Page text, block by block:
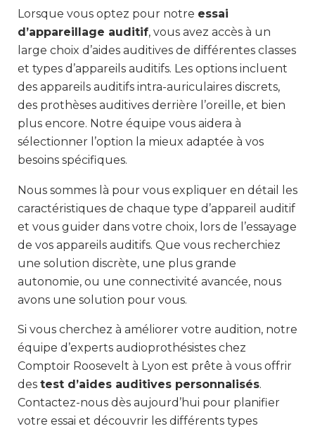
Lorsque vous optez pour notre essai
d’appareillage auditif, vous avez accès à un
large choix d’aides auditives de différentes classes
et types d’appareils auditifs. Les options incluent
des appareils auditifs intra-auriculaires discrets,
des prothèses auditives derrière l’oreille, et bien
plus encore. Notre équipe vous aidera à
sélectionner l’option la mieux adaptée à vos
besoins spécifiques.
Nous sommes là pour vous expliquer en détail les
caractéristiques de chaque type d’appareil auditif
et vous guider dans votre choix, lors de l’essayage
de vos appareils auditifs. Que vous recherchiez
une solution discrète, une plus grande
autonomie, ou une connectivité avancée, nous
avons une solution pour vous.
Si vous cherchez à améliorer votre audition, notre
équipe d’experts audioprothésistes chez
Comptoir Roosevelt à Lyon est prête à vous offrir
des test d’aides auditives personnalisés.
Contactez-nous dès aujourd’hui pour planifier
votre essai et découvrir les différents types